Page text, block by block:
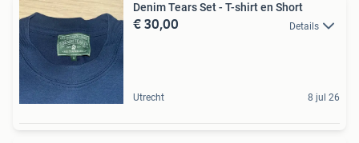
Denim Tears Set - T-shirt en Short
€ 30,00 Details
Utrecht 8 jul 26